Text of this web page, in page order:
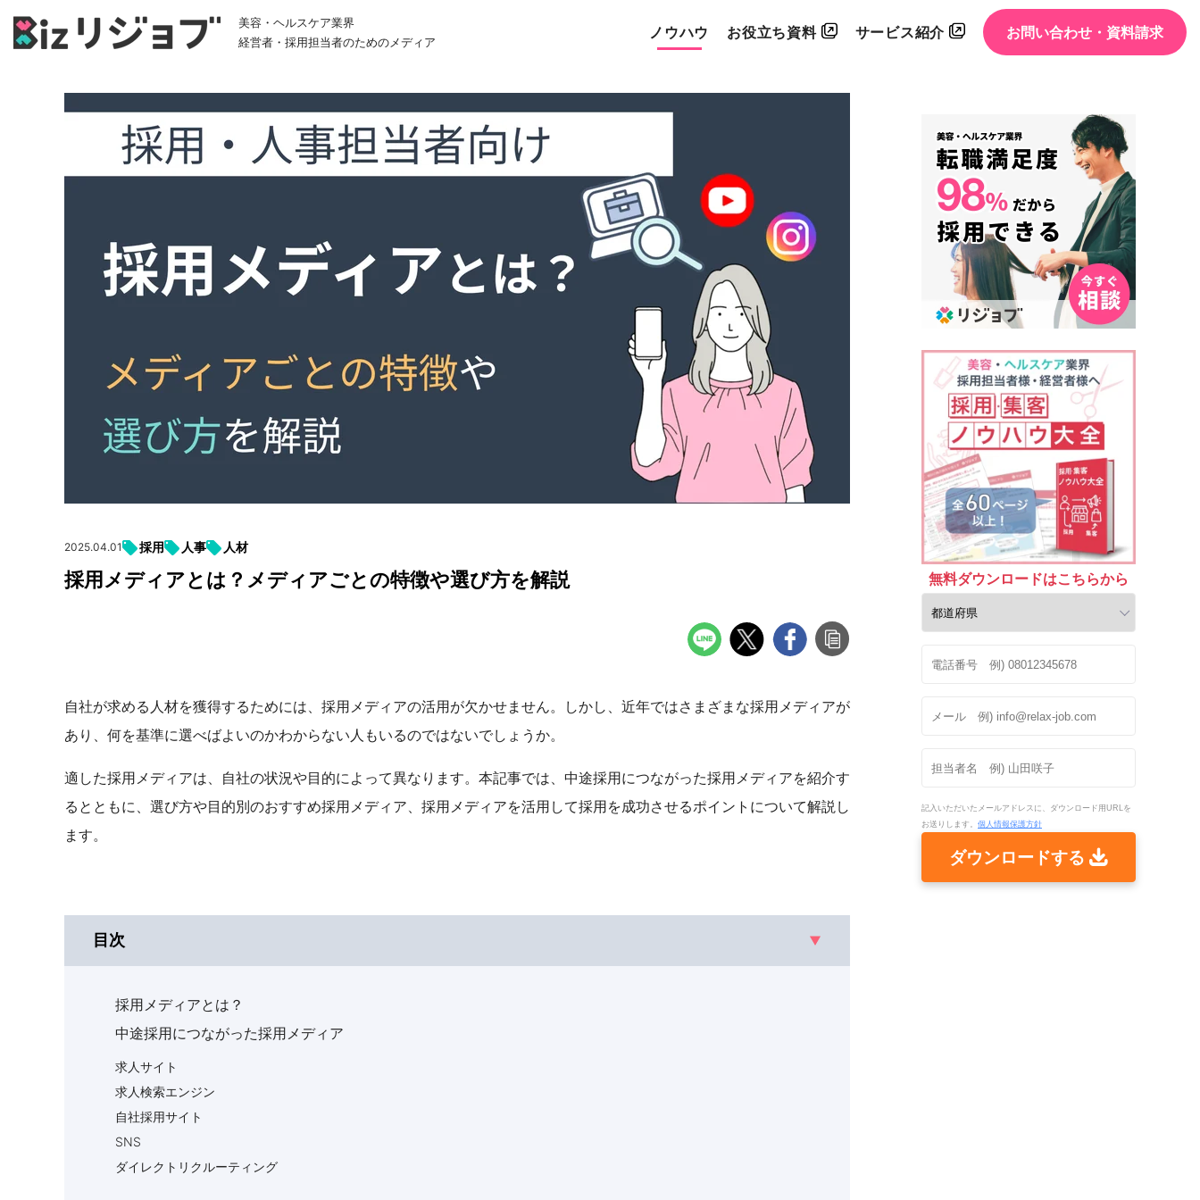
美容・ヘルスケア業界
経営者・採用担当者のためのメディア
ノウハウ お役立ち資料 サービス紹介 お問い合わせ・資料請求
2025.04.01 採用 人事 人材
採用メディアとは？メディアごとの特徴や選び方を解説
自社が求める人材を獲得するためには、採用メディアの活用が欠かせません。しかし、近年ではさまざまな採用メディアが
あり、何を基準に選べばよいのかわからない人もいるのではないでしょうか。
適した採用メディアは、自社の状況や目的によって異なります。本記事では、中途採用につながった採用メディアを紹介す
るとともに、選び方や目的別のおすすめ採用メディア、採用メディアを活用して採用を成功させるポイントについて解説し
ます。
目次
採用メディアとは？
中途採用につながった採用メディア
求人サイト
求人検索エンジン
自社採用サイト
SNS
ダイレクトリクルーティング
無料ダウンロードはこちらから
記入いただいたメールアドレスに、ダウンロード用URLを
お送りします。 個人情報保護方針
ダウンロードする